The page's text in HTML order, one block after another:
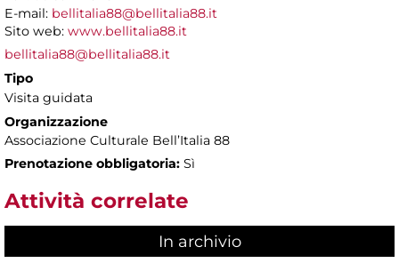
E-mail: bellitalia88@bellitalia88.it
Sito web: www.bellitalia88.it
bellitalia88@bellitalia88.it
Tipo
Visita guidata
Organizzazione
Associazione Culturale Bell’Italia 88
Prenotazione obbligatoria: Sì
Attività correlate
In archivio